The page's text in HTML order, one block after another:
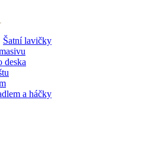
Šatní lavičky
deska
a háčky